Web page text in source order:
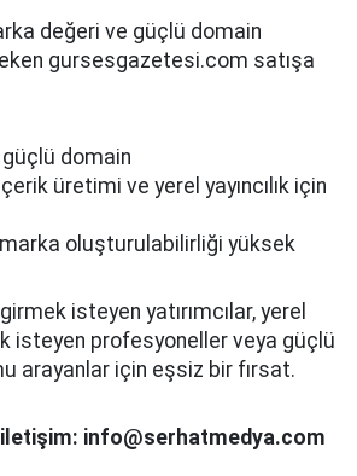
değeri ve güçlü domain
gursesgazetesi.com satışa
güçlü domain
üretimi ve yerel yayıncılık için
marka oluşturulabilirliği yüksek
isteyen yatırımcılar, yerel
isteyen profesyoneller veya güçlü
arayanlar için eşsiz bir fırsat.
iletişim: info@serhatmedya.com